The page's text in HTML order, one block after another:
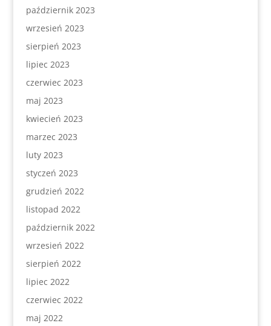
październik 2023
wrzesień 2023
sierpień 2023
lipiec 2023
czerwiec 2023
maj 2023
kwiecień 2023
marzec 2023
luty 2023
styczeń 2023
grudzień 2022
listopad 2022
październik 2022
wrzesień 2022
sierpień 2022
lipiec 2022
czerwiec 2022
maj 2022